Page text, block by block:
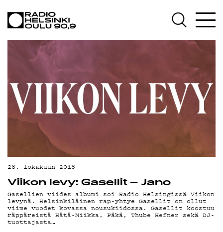
AJANKOHTAISTA
OHJELMAT
TEKIJÄT
ON-DEMAND
PODCAST
MAINOSTA
YHTEYSTIEDOT
G LIVELAB
YSTÄVÄKLUBI
TIETOSUOJA
28. lokakuun 2018
Viikon levy: Gasellit – Jano
Gasellien viides albumi soi Radio Helsingissä Viikon
levynä. Helsinkiläinen rap-yhtye Gasellit on ollut
viime vuodet kovassa nousukiidossa. Gasellit koostuu
räppäreistä Hätä-Miikka, Päkä, Thube Hefner sekä DJ-
tuottajasta…